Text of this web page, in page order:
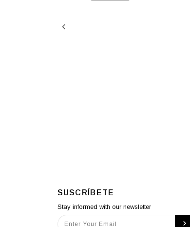
SUSCRÍBETE
Stay informed with our newsletter